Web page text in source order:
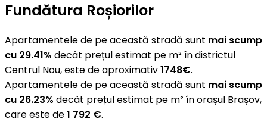
Fundătura Roșiorilor
Apartamentele de pe această stradă sunt mai scump
cu 29.41% decât prețul estimat pe m² în districtul
Centrul Nou, este de aproximativ1748€.
Apartamentele de pe această stradă sunt mai scump
cu 26.23% decât prețul estimat pe m² în orașul Brașov,
care este de1 792 €.